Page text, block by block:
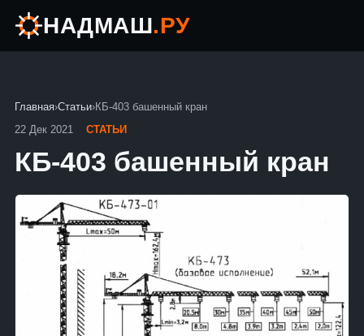
НАДМАШ.РУ
Главная›Статьи›КБ-403 башенный кран
22 Дек 2021
СТАТЬИ
КБ-403 башенный кран